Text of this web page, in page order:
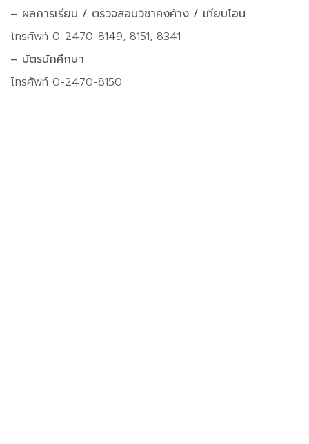
– ผลการเรียน / ตรวจสอบวิชาคงค้าง / เทียบโอน
โทรศัพท์ 0-2470-8149, 8151, 8341
– บัตรนักศึกษา
โทรศัพท์ 0-2470-8150